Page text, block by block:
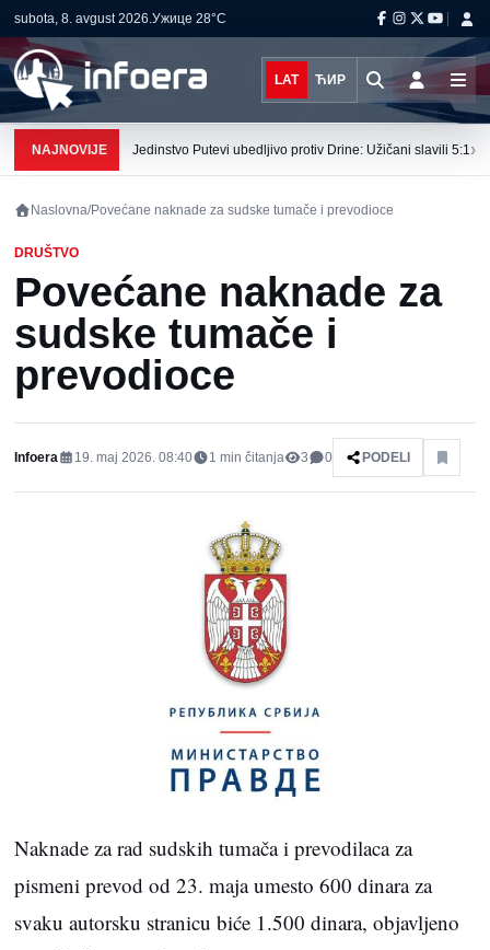
subota, 8. avgust 2026.Ужице 28°C
LAT ЋИР
NAJNOVIJE Jedinstvo Putevi ubedljivo protiv Drine: Užičani slavili 5:1›
Naslovna/Povećane naknade za sudske tumače i prevodioce
DRUŠTVO
Povećane naknade za
sudske tumače i
prevodioce
Infoera 19. maj 2026. 08:40 1 min čitanja 3 0 PODELI
Naknade za rad sudskih tumača i prevodilaca za
pismeni prevod od 23. maja umesto 600 dinara za
svaku autorsku stranicu biće 1.500 dinara, objavljeno